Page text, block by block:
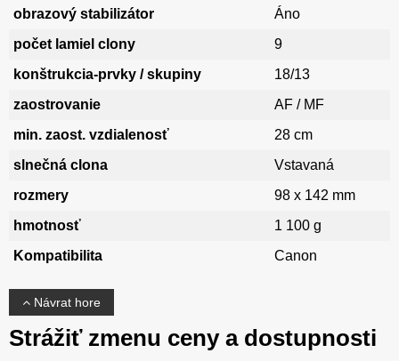
obrazový stabilizátor
Áno
počet lamiel clony
9
konštrukcia-prvky / skupiny
18/13
zaostrovanie
AF / MF
min. zaost. vzdialenosť
28 cm
slnečná clona
Vstavaná
rozmery
98 x 142 mm
hmotnosť
1 100 g
Kompatibilita
Canon
Návrat hore
Strážiť zmenu ceny a dostupnosti